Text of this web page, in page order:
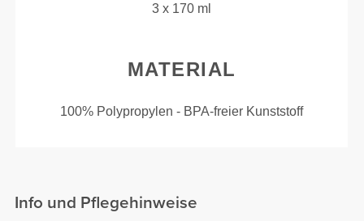
3 x 170 ml
MATERIAL
100% Polypropylen - BPA-freier Kunststoff
Info und Pflegehinweise